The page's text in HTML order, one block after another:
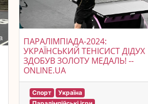
ПАРАЛІМПІАДА-2024:
УКРАЇНСЬКИЙ ТЕНІСИСТ ДІДУХ
ЗДОБУВ ЗОЛОТУ МЕДАЛЬ! --
ONLINE.UA
Спорт
Україна